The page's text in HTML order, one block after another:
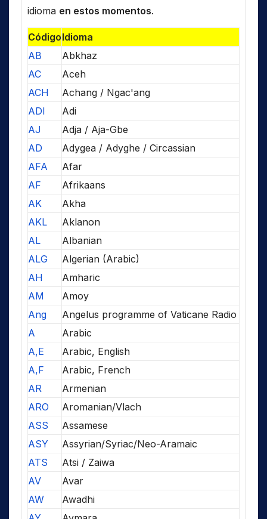
idioma en estos momentos.
CódigoIdioma
AB
Abkhaz
AC
Aceh
ACH
Achang / Ngac'ang
ADI
Adi
AJ
Adja / Aja-Gbe
AD
Adygea / Adyghe / Circassian
AFA
Afar
AF
Afrikaans
AK
Akha
AKL
Aklanon
AL
Albanian
ALG
Algerian (Arabic)
AH
Amharic
AM
Amoy
Ang
Angelus programme of Vaticane Radio
A
Arabic
A,E
Arabic, English
A,F
Arabic, French
AR
Armenian
ARO
Aromanian/Vlach
ASS
Assamese
ASY
Assyrian/Syriac/Neo-Aramaic
ATS
Atsi / Zaiwa
AV
Avar
AW
Awadhi